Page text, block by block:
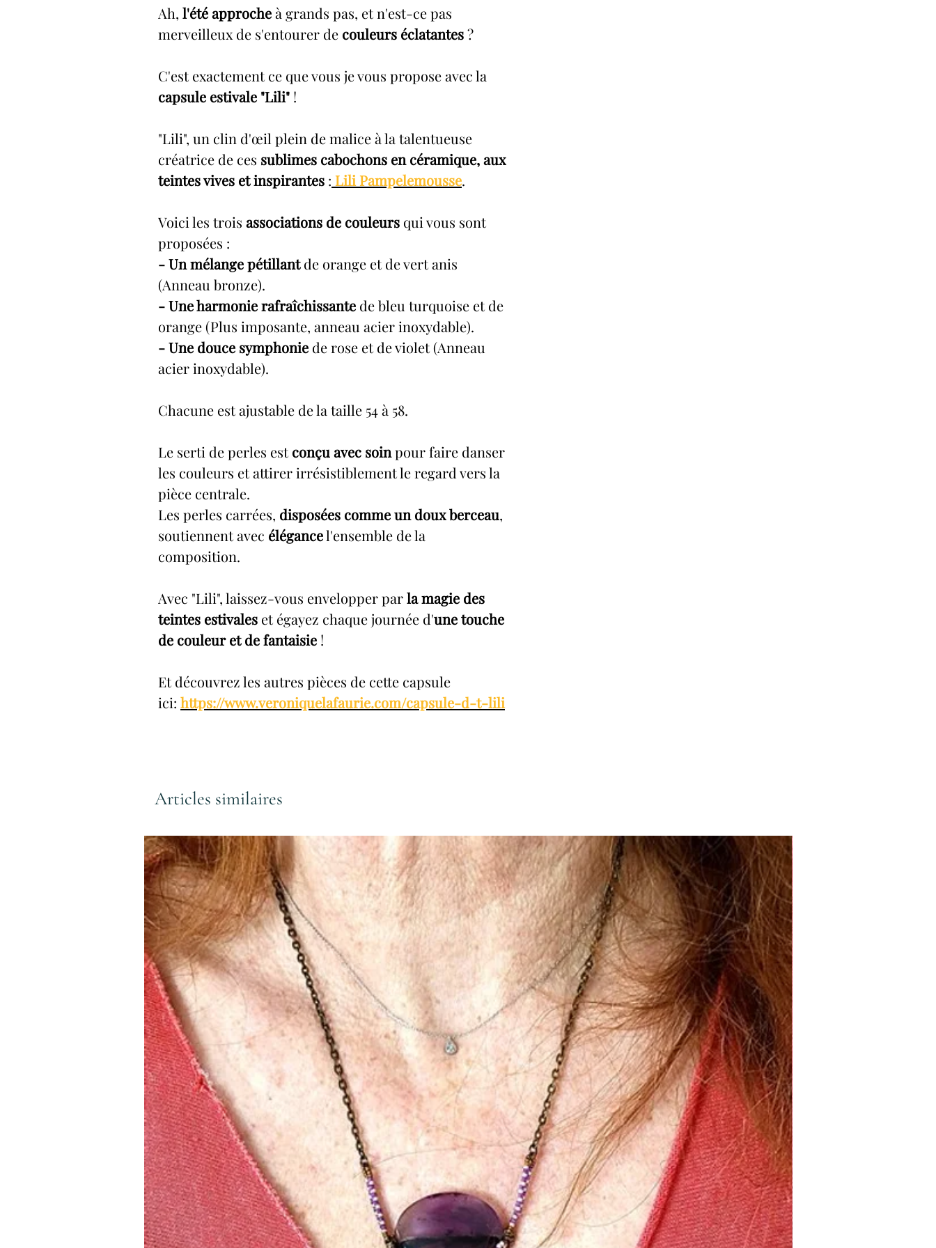
Ah, l'été approcheà grands pas, et n'est-ce pas
merveilleux de s'entourer de couleurs éclatantes?
C'est exactement ce que vous je vous propose avec la
capsule estivale "Lili" !
"Lili", un clin d'œil plein de malice à la talentueuse
créatrice de ces sublimes cabochons en céramique, aux
teintes vives et inspirantes : Lili Pampelemousse.
Voici les trois associations de couleurs qui vous sont
proposées :
- Un mélange pétillantde orange et de vert anis
(Anneau bronze).
- Une harmonie rafraîchissante de bleu turquoise et de
orange (Plus imposante, anneau acier inoxydable).
- Une douce symphonie de rose et de violet (Anneau
acier inoxydable).
Chacune est ajustable de la taille 54 à 58.
Le serti de perles estconçu avec soinpour faire danser
les couleurs et attirer irrésistiblement le regard vers la
pièce centrale.
Les perles carrées, disposées comme un doux berceau,
soutiennent avec élégancel'ensemble de la
composition.
Avec "Lili", laissez-vous envelopper parla magie des
teintes estivales et égayez chaque journée d'une touche
de couleur et de fantaisie !
Et découvrez les autres pièces de cette capsule
ici: https://www.veroniquelafaurie.com/capsule-d-t-lili
Articles similaires